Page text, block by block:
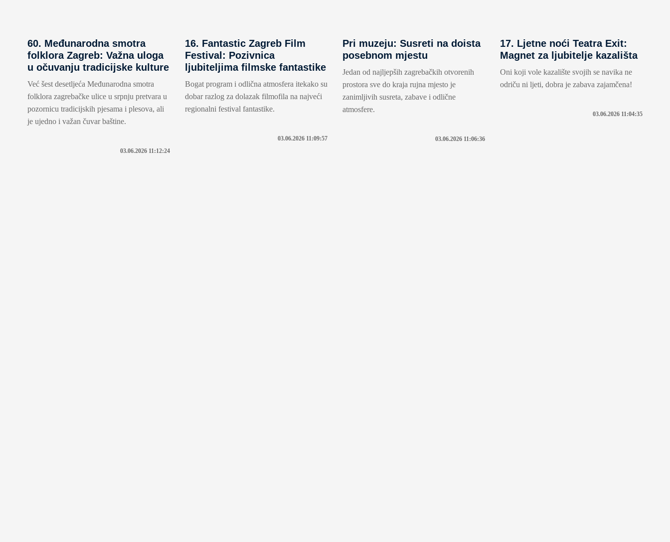
60. Međunarodna smotra
folklora Zagreb: Važna uloga
u očuvanju tradicijske kulture
Već šest desetljeća Međunarodna smotra
folklora zagrebačke ulice u srpnju pretvara u
pozornicu tradicijskih pjesama i plesova, ali
je ujedno i važan čuvar baštine.
03.06.2026 11:12:24
16. Fantastic Zagreb Film
Festival: Pozivnica
ljubiteljima filmske fantastike
Bogat program i odlična atmosfera itekako su
dobar razlog za dolazak filmofila na najveći
regionalni festival fantastike.
03.06.2026 11:09:57
Pri muzeju: Susreti na doista
posebnom mjestu
Jedan od najljepših zagrebačkih otvorenih
prostora sve do kraja rujna mjesto je
zanimljivih susreta, zabave i odlične
atmosfere.
03.06.2026 11:06:36
17. Ljetne noći Teatra Exit:
Magnet za ljubitelje kazališta
Oni koji vole kazalište svojih se navika ne
odriču ni ljeti, dobra je zabava zajamčena!
03.06.2026 11:04:35